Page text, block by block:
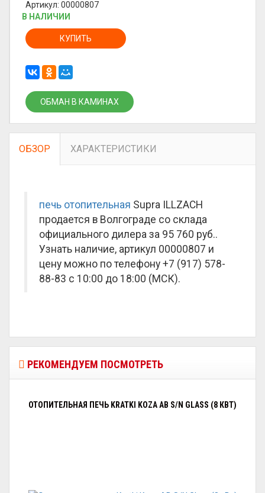
Артикул: 00000807
В НАЛИЧИИ
КУПИТЬ
ОБМАН В КАМИНАХ
ОБЗОР ХАРАКТЕРИСТИКИ
печь отопительная Supra ILLZACH
продается в Волгограде со склада
официального дилера за 95 760 руб..
Узнать наличие, артикул 00000807 и
цену можно по телефону +7 (917) 578-
88-83 с 10:00 до 18:00 (МСК).
РЕКОМЕНДУЕМ ПОСМОТРЕТЬ
ОТОПИТЕЛЬНАЯ ПЕЧЬ KRATKI KOZA AB S/N GLASS (8 КВТ)